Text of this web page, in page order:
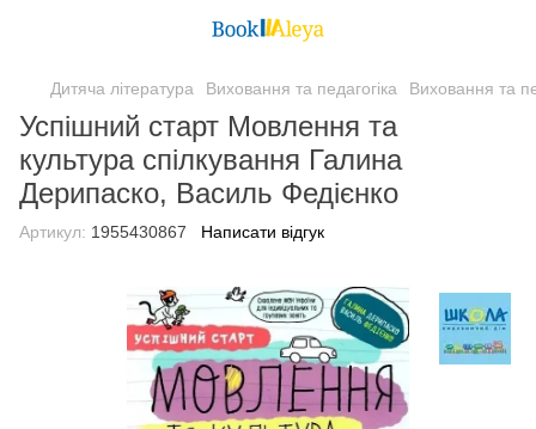
Дитяча література Виховання та педагогіка Виховання та
Успішний старт Мовлення та
культура спілкування Галина
Дерипаско, Василь Федієнко
Артикул: 1955430867 Написати відгук